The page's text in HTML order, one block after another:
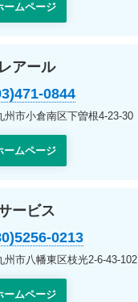
ームページ
アール
0844
州市小倉南区下曽根4-23-30
ームページ
ービス
0213
州市八幡東区枝光2-6-43-102
ームページ